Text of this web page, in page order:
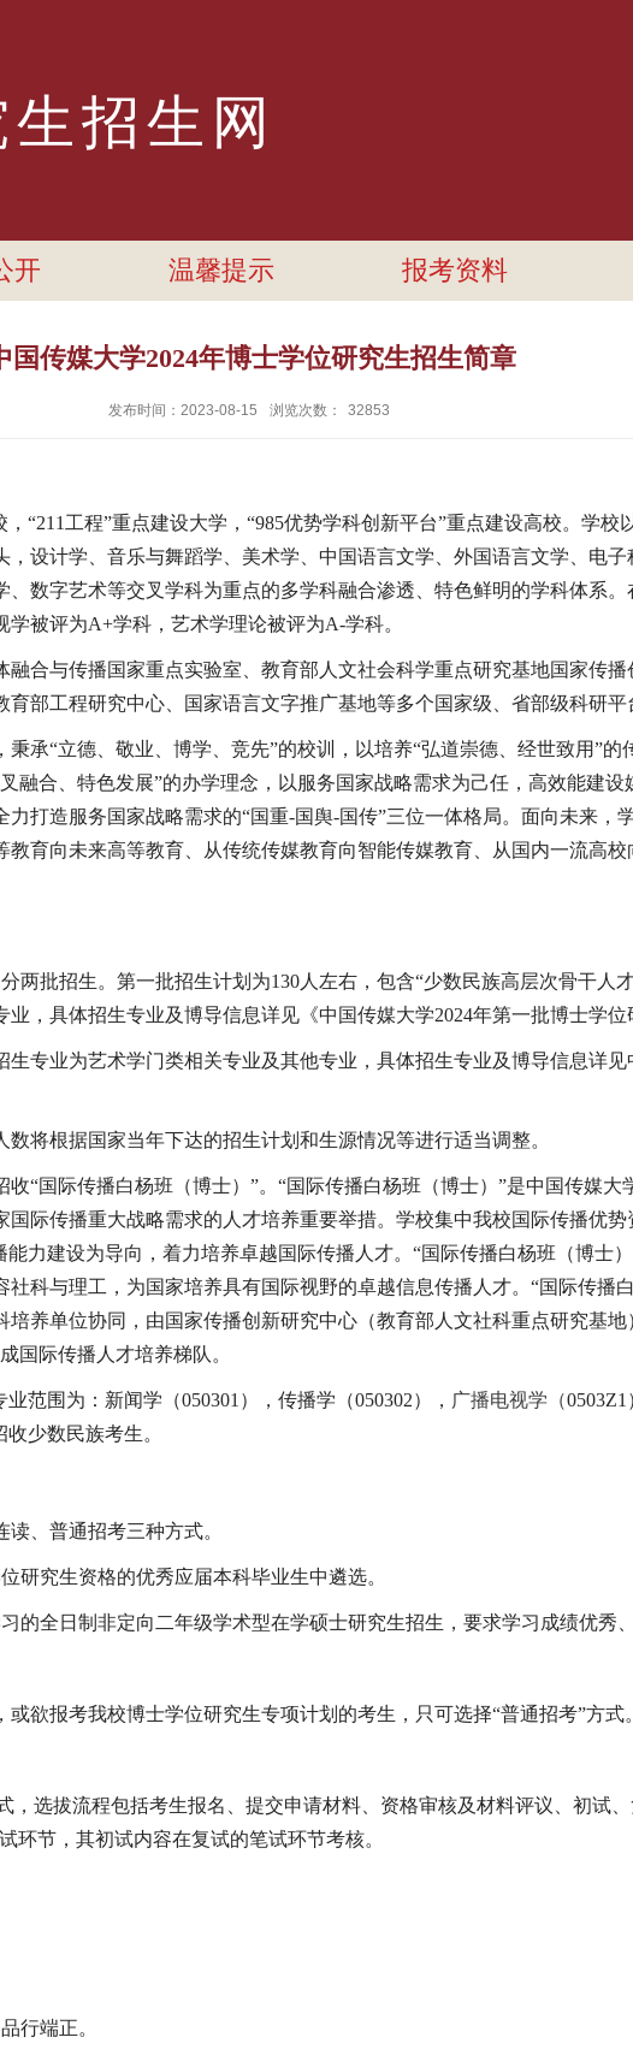
招生网
开 温馨提示 报考资料
国传媒大学2024年博士学位研究生招生简章
发布时间：2023-08-15 浏览次数： 32853
，“211 工程”重点建设大学， “985优势学科创新平台”重点建设高校。学校
设计学、音乐与舞蹈学、美术学、中国语言文学、外国语言文学、电
数字艺术等交叉学科为重点的多学科融合渗透、特色鲜明的学科体系
学被评为A+学科，艺术学理论被评为A-学科。
合与传播国家重点实验室、教育部人文社会科学重点研究基地国家传
部工程研究中心、国家语言文字推广基地等多个国家级、省部级科研平
秉承“立德、敬业、博学、竞先”的校训，以培养“弘道崇德、经世致用”的
融合、特色发展”的办学理念，以服务国家战略需求为己任，高效能建
力打造服务国家战略需求的“国重-国舆-国传”三位一体格局。面向未来，
育向未来高等教育、从传统传媒教育向智能传媒教育、从国内一流高
两批招生。第一批招生计划为130人左右，包含“少数民族高层次骨干人
，具体招生专业及博导信息详见《中国传媒大学2024年第一批博士学位
生专业为艺术学门类相关专业及其他专业，具体招生专业及博导信息详见
将根据国家当年下达的招生计划和生源情况等进行适当调整。
收“国际传播白杨班（博士）”。“国际传播白杨班（博士）”是中国传媒
际传播重大战略需求的人才培养重要举措。学校集中我校国际传播优
力建设为导向，着力培养卓越国际传播人才。“国际传播白杨班（博士
科与理工，为国家培养具有国际视野的卓越信息传播人才。“国际传播
养单位协同，由国家传播创新研究中心（教育部人文社科重点研究基
国际传播人才培养梯队。
业范围为：新闻学（050301 ），传播学（050302）， 广播电视学（0503Z1
少数民族考生。
、普通招考三种方式。
研究生资格的优秀应届本科毕业生中遴选。
的全日制非定向二年级学术型在学硕士研究生招生，要求学习成绩优秀
欲报考我校博士学位研究生专项计划的考生，只可选择“普通招考”方式。
，选拔流程包括考生报名、提交申请材料、资格审核及材料评议、初试
环节，其初试内容在复试的笔试环节考核。
行端正。